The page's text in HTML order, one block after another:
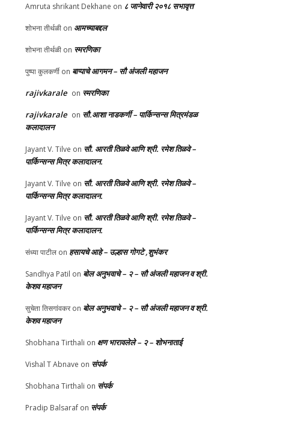
Amruta shrikant Dekhane on ८ जानेवारी २०१८ सभावृत्त
शोभना तीर्थळी on आमच्याबद्दल
शोभना तीर्थळी on स्मरणिका
पुष्पा कुलकर्णी on बाप्पाचे आगमन – सौ अंजली महाजन
rajivkarale on स्मरणिका
rajivkarale on सौ.आशा नाडकर्णी – पार्किन्सन्स मित्रमंडळ
कलादालन
Jayant V. Tilve on सौ. आरती तिळवे आणि श्री. रमेश तिळवे –
पार्किन्सन्स मित्र कलादालन.
Jayant V. Tilve on सौ. आरती तिळवे आणि श्री. रमेश तिळवे –
पार्किन्सन्स मित्र कलादालन.
Jayant V. Tilve on सौ. आरती तिळवे आणि श्री. रमेश तिळवे –
पार्किन्सन्स मित्र कलादालन.
संध्या पाटील on हसायचे आहे – उल्हास गोगटे ,शुभंकर
Sandhya Patil on बोल अनुभवाचे – २ – सौ अंजली महाजन व श्री.
केशव महाजन
सुचेता तिसगांवकरon बोल अनुभवाचे – २ – सौ अंजली महाजन व श्री.
केशव महाजन
Shobhana Tirthali on क्षण भारावलेले – २ – शोभनाताई
Vishal T Abnave on संपर्क
Shobhana Tirthali on संपर्क
Pradip Balsaraf on संपर्क